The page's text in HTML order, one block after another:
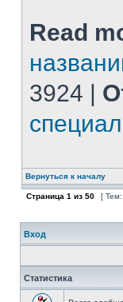
Read
3924 |
Вернуться к началу
Страница 1 из 50 [ Тем:
Вход
Статистика